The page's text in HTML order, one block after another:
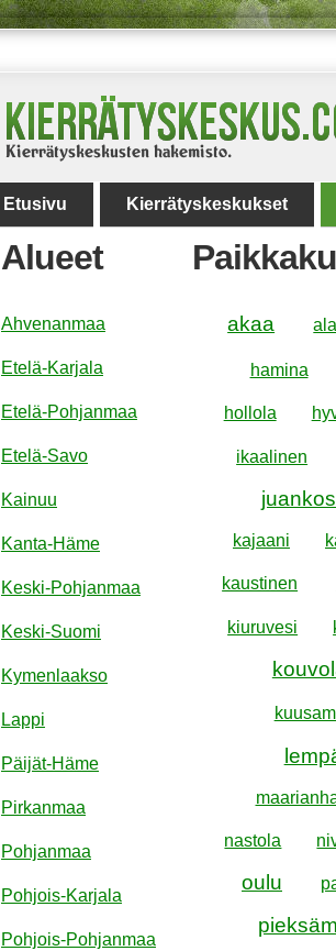
Etusivu Kierrätyskeskukset
akaa
hamina
hollola
ikaalinen
kajaani
kaustinen
kiuruvesi
nastola
oulu
Alueet
Ahvenanmaa
Etelä-Karjala
Etelä-Pohjanmaa
Etelä-Savo
Kainuu
Kanta-Häme
Keski-Pohjanmaa
Keski-Suomi
Kymenlaakso
Lappi
Päijät-Häme
Pirkanmaa
Pohjanmaa
Pohjois-Karjala
Pohjois-Pohjanmaa